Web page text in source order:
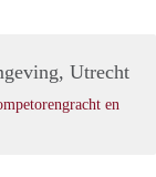
Utrecht
en